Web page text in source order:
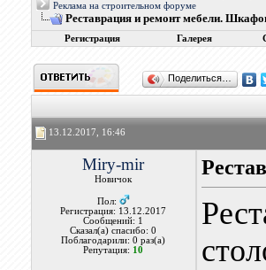
Реклама на строительном форуме
Реставрация и ремонт мебели.
Регистрация Галерея
Поделиться…
13.12.2017, 16:46
Miry-mir
Новичок
Пол:
Регистрация: 13.12.2017
Сообщений: 1
Сказал(а) спасибо: 0
Поблагодарили: 0 раз(а)
Репутация: 10